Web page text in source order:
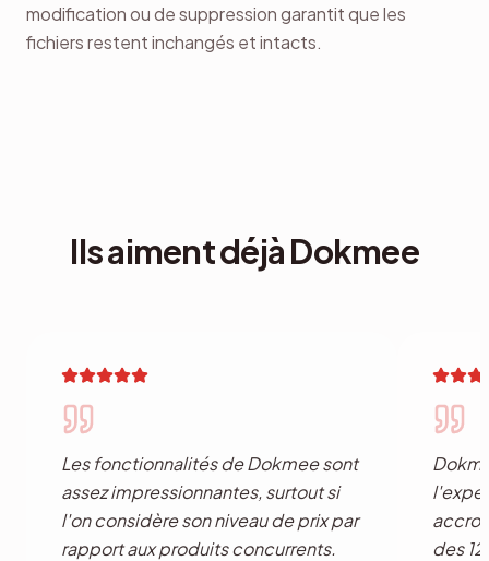
modification ou de suppression garantit que les
fichiers restent inchangés et intacts.
Ils aiment déjà Dokmee
Les fonctionnalités de Dokmee sont
assez impressionnantes, surtout si
l'on considère son niveau de prix par
rapport aux produits concurrents.
des